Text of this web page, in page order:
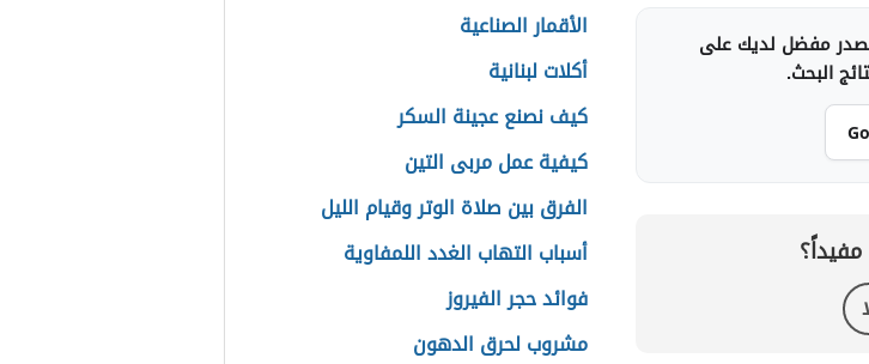
مفضل لديك على
البحث.
الأقمار الصناعية
أكلات لبنانية
كيف نصنع عجينة السكر
كيفية عمل مربى التين
الفرق بين صلاة الوتر وقيام الليل
أسباب التهاب الغدد اللمفاوية
فوائد حجر الفيروز
مشروب لحرق الدهون